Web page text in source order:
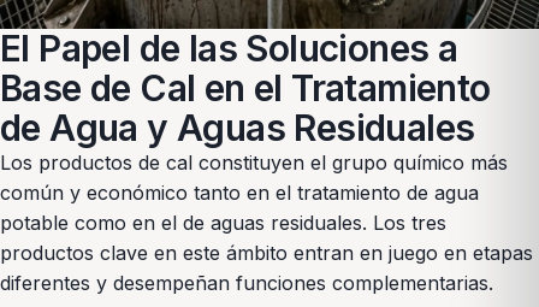
El Papel de las Soluciones a
Base de Cal en el Tratamiento
de Agua y Aguas Residuales
Los productos de cal constituyen el grupo químico más
común y económico tanto en el tratamiento de agua
potable como en el de aguas residuales. Los tres
productos clave en este ámbito entran en juego en etapas
diferentes y desempeñan funciones complementarias.